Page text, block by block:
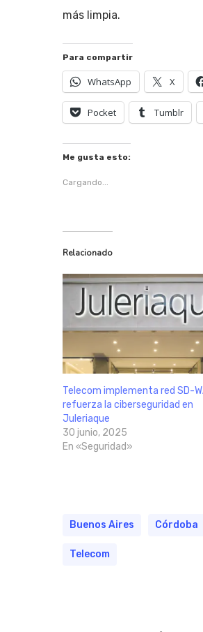
más limpia.
Para compartir
WhatsApp X
Pocket Tumblr
Me gusta esto:
Cargando...
Relacionado
Telecom implementa red SD-
refuerza la ciberseguridad en
Juleriaque
30 junio, 2025
En «Seguridad»
Buenos Aires Córdoba
Telecom